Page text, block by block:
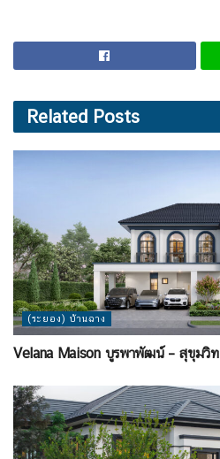
Related Posts
(ระยอง) บ้านฉาง
Velana Maison บูรพาพัฒน์ – สุขุมวิท